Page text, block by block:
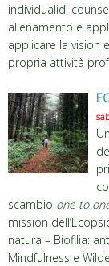
individualidi
allenamento e
applicare la vision
propria attività
scambio one to
mission
natura – Biofilia:
Mindfulness e